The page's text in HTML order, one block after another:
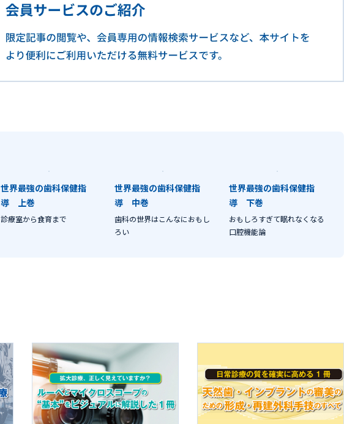
世界最強の歯科保健指
導 上巻
診療室から食育まで
世界最強の歯科保健指
導 中巻
歯科の世界はこんなにおもし
ろい
世界最強の歯科保健指
導 下巻
おもしろすぎて眠れなくなる
口腔機能論